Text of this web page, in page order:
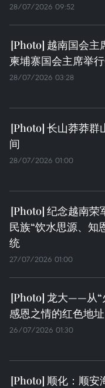
28/07/2026 09:52
越南国会主
柬埔寨国会主席举
28/07/2026 03:28
长山莽莽群
间
28/07/2026 01:00
纪念越南荣
民族“饮水思源、知
统
27/07/2026 01:00
龙大——从“
感恩之情的红色地址
26/07/2026 01:30
顺化：顺安